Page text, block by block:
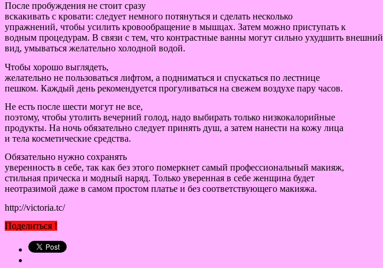
После пробуждения не стоит сразу
вскакивать с кровати: следует немного потянуться и сделать несколько
упражнений, чтобы усилить кровообращение в мышцах. Затем можно приступать к
водным процедурам. В связи с тем, что контрастные ванны могут сильно ухудшить внешний
вид, умываться желательно холодной водой.
Чтобы хорошо выглядеть,
желательно не пользоваться лифтом, а подниматься и спускаться по лестнице
пешком. Каждый день рекомендуется прогуливаться на свежем воздухе пару часов.
Не есть после шести могут не все,
поэтому, чтобы утолить вечерний голод, надо выбирать только низкокалорийные
продукты. На ночь обязательно следует принять душ, а затем нанести на кожу лица
и тела косметические средства.
Обязательно нужно сохранять
уверенность в себе, так как без этого померкнет самый профессиональный макияж,
стильная прическа и модный наряд. Только уверенная в себе женщина будет
неотразимой даже в самом простом платье и без соответствующего макияжа.
http://victoria.tc/
Поделиться !